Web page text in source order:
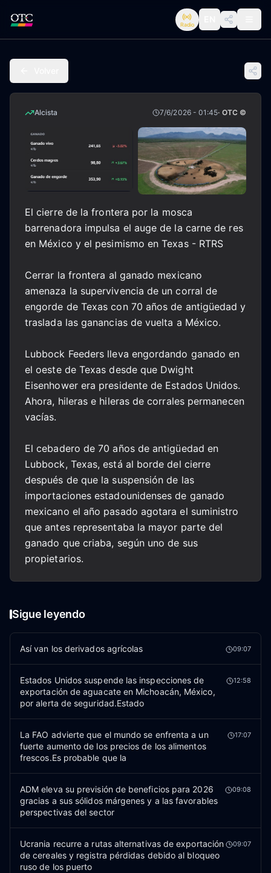
Radio
Alcista 7/6/2026 - 01:45· OTC ©
El cierre de la frontera por la mosca
barrenadora impulsa el auge de la carne de res
en México y el pesimismo en Texas - RTRS
Cerrar la frontera al ganado mexicano
amenaza la supervivencia de un corral de
engorde de Texas con 70 años de antigüedad y
traslada las ganancias de vuelta a México.
Lubbock Feeders lleva engordando ganado en
el oeste de Texas desde que Dwight
Eisenhower era presidente de Estados Unidos.
Ahora, hileras e hileras de corrales permanecen
vacías.
El cebadero de 70 años de antigüedad en
Lubbock, Texas, está al borde del cierre
después de que la suspensión de las
importaciones estadounidenses de ganado
mexicano el año pasado agotara el suministro
que antes representaba la mayor parte del
ganado que criaba, según uno de sus
propietarios.
Sigue leyendo
Así van los derivados agrícolas 09:07
Estados Unidos suspende las inspecciones de
exportación de aguacate en Michoacán, México,
por alerta de seguridad.Estado
12:58
La FAO advierte que el mundo se enfrenta a un
fuerte aumento de los precios de los alimentos
frescos.Es probable que la
17:07
ADM eleva su previsión de beneficios para 2026
gracias a sus sólidos márgenes y a las favorables
perspectivas del sector
09:08
Ucrania recurre a rutas alternativas de exportación
de cereales y registra pérdidas debido al bloqueo
ruso de los puerto
09:07